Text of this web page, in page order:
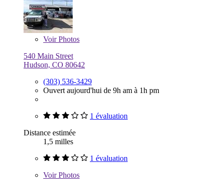
VoirPhotos
540 Main Street
Hudson, CO 80642
(303) 536-3429
Ouvert aujourd'hui de 9h am à 1h pm
1 évaluation
Distance estimée
1,5 milles
1 évaluation
VoirPhotos